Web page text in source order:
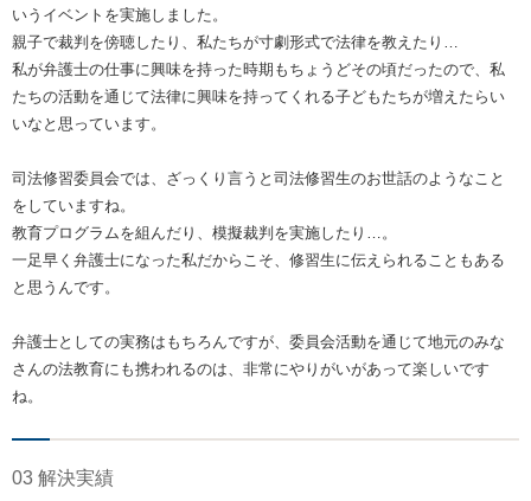
いうイベントを実施しました。
親子で裁判を傍聴したり、私たちが寸劇形式で法律を教えたり…
私が弁護士の仕事に興味を持った時期もちょうどその頃だったので、私
たちの活動を通じて法律に興味を持ってくれる子どもたちが増えたらい
いなと思っています。
司法修習委員会では、ざっくり言うと司法修習生のお世話のようなこと
をしていますね。
教育プログラムを組んだり、模擬裁判を実施したり…。
一足早く弁護士になった私だからこそ、修習生に伝えられることもある
と思うんです。
弁護士としての実務はもちろんですが、委員会活動を通じて地元のみな
さんの法教育にも携われるのは、非常にやりがいがあって楽しいです
ね。
03 解決実績